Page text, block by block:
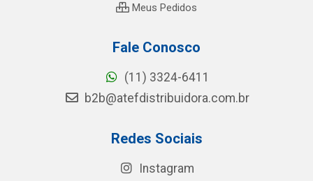
Meus Pedidos
Fale Conosco
(11) 3324-6411
b2b@atefdistribuidora.com.br
Redes Sociais
Instagram